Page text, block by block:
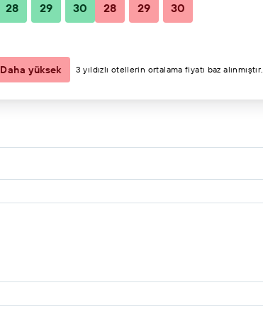
2 konuk, 1 oda
28 29 30 28 29 30
Daha yüksek 3 yıldızlı otellerin ortalama fiyatı baz alınmıştır.